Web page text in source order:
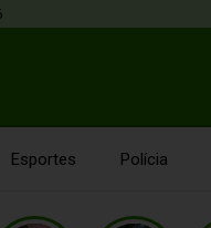
Esportes Polícia